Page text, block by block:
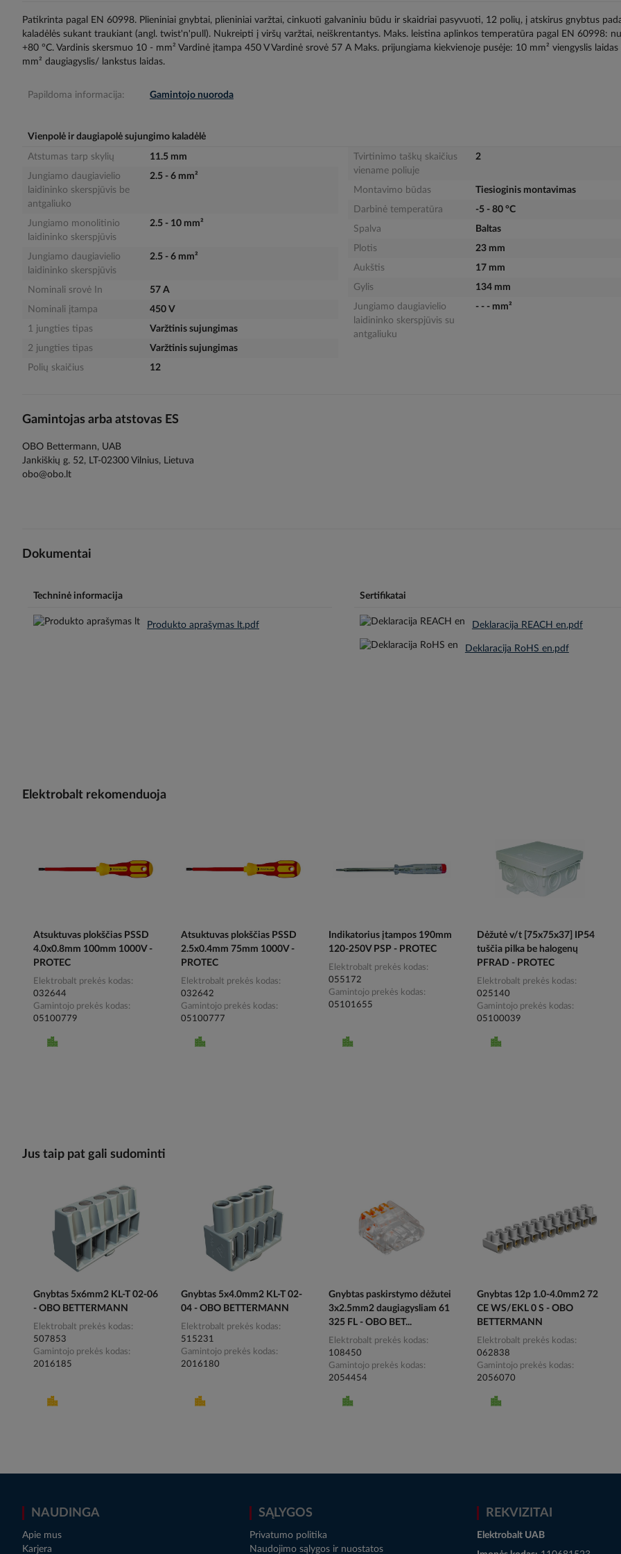
Patikrinta pagal EN 60998. Plieniniai gnybtai, plieniniai varžtai, cinkuoti galvaniniu būdu ir skaidriai pasyvuoti, 12 polių, į atskirus gnybtus
kaladėlės sukant traukiant (angl. twist'n'pull). Nukreipti į viršų varžtai, neiškrentantys. Maks. leistina aplinkos temperatūra pagal EN 60998:
+80 °C. Vardinis skersmuo 10 - mm² Vardinė įtampa 450 V Vardinė srovė 57 A Maks. prijungiama kiekvienoje pusėje: 10 mm² viengyslis laidas
mm² daugiagyslis/ lankstus laidas.
Papildoma informacija: Gamintojo nuoroda
Vienpolė ir daugiapolė sujungimo kaladėlė
Atstumas tarp skylių
11.5 mm
Jungiamo daugiavielio
laidininko skerspjūvis be
antgaliuko
2.5 - 6 mm²
Jungiamo monolitinio
laidininko skerspjūvis
2.5 - 10 mm²
Jungiamo daugiavielio
laidininko skerspjūvis
2.5 - 6 mm²
Nominali srovė In
57 A
Nominali įtampa
450 V
1 jungties tipas
Varžtinis sujungimas
2 jungties tipas
Varžtinis sujungimas
Polių skaičius
12
Tvirtinimo taškų skaičius
viename poliuje
2
Montavimo būdas
Tiesioginis montavimas
Darbinė temperatūra
-5 - 80 °C
Spalva
Baltas
Plotis
23 mm
Aukštis
17 mm
Gylis
134 mm
Jungiamo daugiavielio
laidininko skerspjūvis su
antgaliuku
- - - mm²
Gamintojas arba atstovas ES
OBO Bettermann, UAB
Jankiškių g. 52, LT-02300 Vilnius, Lietuva
obo@obo.lt
Dokumentai
Techninė informacija
Produkto aprašymas lt.pdf
Sertifikatai
Deklaracija REACH en.pdf
Deklaracija RoHS en.pdf
Elektrobalt rekomenduoja
Atsuktuvas plokščias PSSD
4.0x0.8mm 100mm 1000V -
PROTEC
Elektrobalt prekės kodas
032644
Gamintojo prekės kodas
05100779
Atsuktuvas plokščias PSSD
2.5x0.4mm 75mm 1000V -
PROTEC
Elektrobalt prekės kodas
032642
Gamintojo prekės kodas
05100777
Indikatorius įtampos 190mm
120-250V PSP - PROTEC
Elektrobalt prekės kodas
055172
Gamintojo prekės kodas
05101655
Dėžutė v/t [75x75x37] IP54
tuščia pilka be halogenų
PFRAD - PROTEC
Elektrobalt prekės kodas
025140
Gamintojo prekės kodas
05100039
Jus taip pat gali sudominti
Gnybtas 5x6mm2 KL-T 02-06
- OBO BETTERMANN
Elektrobalt prekės kodas
507853
Gamintojo prekės kodas
2016185
Gnybtas 5x4.0mm2 KL-T 02-
04 - OBO BETTERMANN
Elektrobalt prekės kodas
515231
Gamintojo prekės kodas
2016180
Gnybtas paskirstymo dėžutei
3x2.5mm2 daugiagysliam 61
325 FL - OBO BET...
Elektrobalt prekės kodas
108450
Gamintojo prekės kodas
2054454
Gnybtas 12p 1.0-4.0mm2 72
CE WS/EKL 0 S - OBO
BETTERMANN
Elektrobalt prekės kodas
062838
Gamintojo prekės kodas
2056070
NAUDINGA
Apie mus
Karjera
SĄLYGOS
Privatumo politika
Naudojimo sąlygos ir nuostatos
REKVIZITAI
Elektrobalt UAB